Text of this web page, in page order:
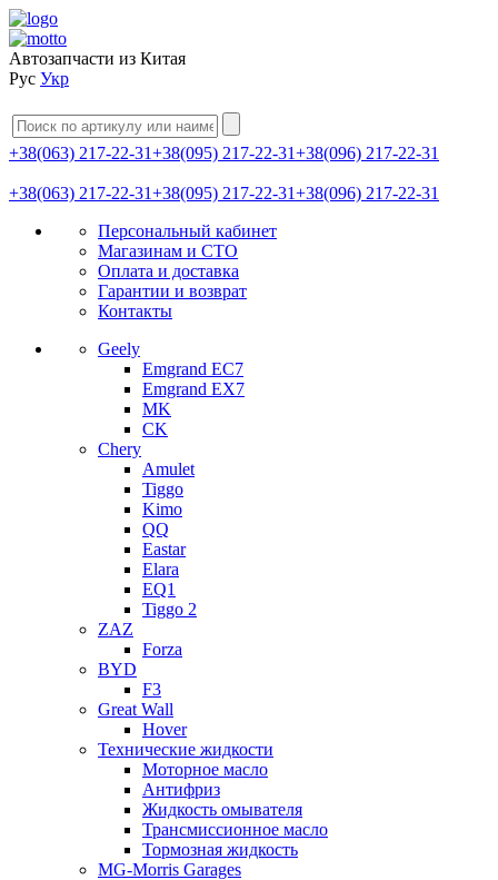
Автозапчасти из Китая
Рус Укр
+38(063) 217-22-31+38(095) 217-22-31+38(096) 217-22-31
+38(063) 217-22-31+38(095) 217-22-31+38(096) 217-22-31
Персональный кабинет
Магазинам и СТО
Оплата и доставка
Гарантии и возврат
Контакты
Geely
Emgrand EC7
Emgrand EX7
MK
CK
Chery
Amulet
Tiggo
Kimo
QQ
Eastar
Elara
EQ1
Tiggo 2
ZAZ
Forza
BYD
F3
Great Wall
Hover
Технические жидкости
Моторное масло
Антифриз
Жидкость омывателя
Трансмиссионное масло
Тормозная жидкость
MG-Morris Garages